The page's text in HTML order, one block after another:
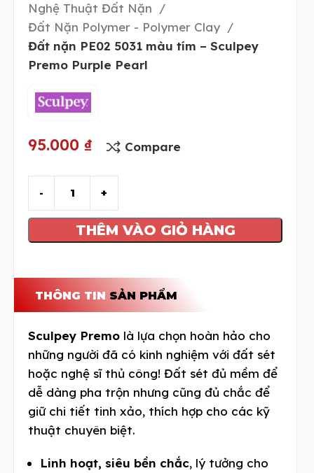
Nghệ Thuật Đất Nặn
Đất Nặn Polymer - Polymer Clay
Đất nặn PE02 5031 màu tím – Sculpey
Premo Purple Pearl
95.000 ₫ Compare
THÊM VÀO GIỎ HÀNG
THÔNG TIN SẢN PHẨM
Sculpey Premo là lựa chọn hoàn hảo cho
những người đã có kinh nghiệm với đất sét
hoặc nghệ sĩ thủ công! Đất sét đủ mềm để
dễ dàng pha trộn nhưng cũng đủ chắc để
giữ chi tiết tinh xảo, thích hợp cho các kỹ
thuật chuyên biệt.
Linh hoạt, siêu bền chắc, lý tưởng cho